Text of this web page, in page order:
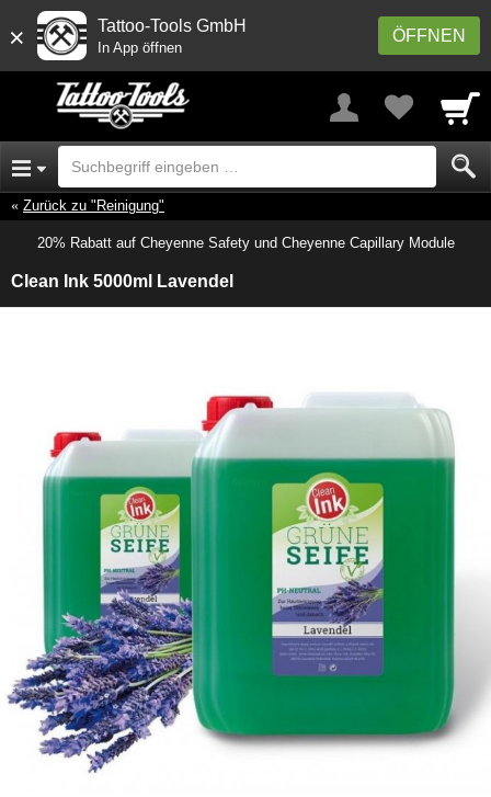
× ÖFFNEN
Tattoo-Tools GmbH
In App öffnen
Zurück zu "Reinigung"
20% Rabatt auf Cheyenne Safety und Cheyenne Capillary Module
Clean Ink 5000ml Lavendel